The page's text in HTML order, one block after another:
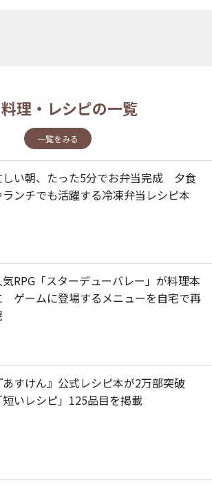
料理・レシピの一覧
一覧をみる
しい朝、たった5分でお弁当完成 夕食
ンチでも活躍する冷凍弁当レシピ本
気RPG「スターデューバレー」が料理本
ゲームに登場するメニューを自宅で再
あすけん』公式レシピ本が2万部突破
短いレシピ」125品目を掲載